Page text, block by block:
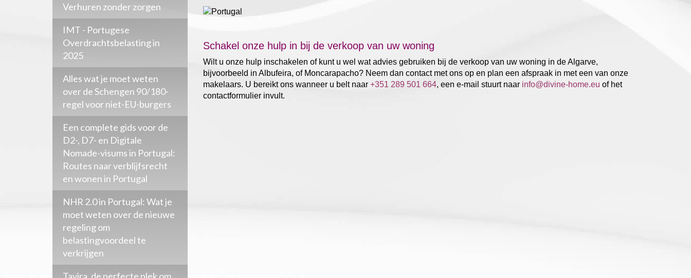
Schakel onze hulp in bij de verkoop van uw woning
Wilt u onze hulp inschakelen of kunt u wel wat advies gebruiken bij de verkoop van uw woning in de Algarve,
bijvoorbeeld in Albufeira, of Moncarapacho? Neem dan contact met ons op en plan een afspraak in met een van onze
makelaars. U bereikt ons wanneer u belt naar +351 289 501 664, een e-mail stuurt naar info@divine-home.eu of het
contactformulier invult.
Verhuren zonder zorgen
IMT - Portugese
Overdrachtsbelasting in
2025
Alles wat je moet weten
over de Schengen 90/180-
regel voor niet-EU-burgers
Een complete gids voor de
D2-, D7- en Digitale
Nomade-visums in Portugal:
Routes naar verblijfsrecht
en wonen in Portugal
NHR 2.0 in Portugal: Wat je
moet weten over de nieuwe
regeling om
belastingvoordeel te
verkrijgen